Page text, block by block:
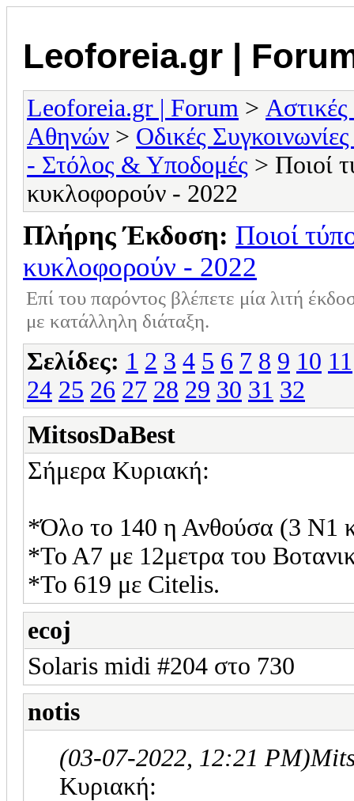
Leoforeia.gr |
Leoforeia.gr | Forum >
Αθηνών > Οδικές
- Στόλος & Υποδομές > Ποιοί
κυκλοφορούν - 2022
Πλήρης Έκδοση: Ποιοί
κυκλοφορούν - 2022
Επί του παρόντος βλέπετε μία λιτή
με κατάλληλη διάταξη.
Σελίδες: 1 2 3 4 5 6 7 8 9 10 11
24 25 26 27 28 29 30 31 32
MitsosDaBest
Σήμερα Κυριακή:
*Όλο το 140 η Ανθούσα (3 N1
*Το Α7 με 12μετρα του
*Το 619 με Citelis.
ecoj
Solaris midi #204 στο 730
notis
(03-07-2022, 12:21 PM)
Κυριακή: